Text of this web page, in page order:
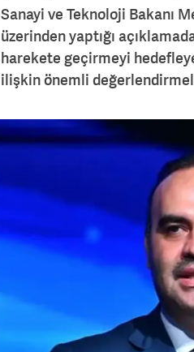
Sanayi ve Teknoloji Bakanı
üzerinden yaptığı
harekete geçirmeyi
ilişkin önemli